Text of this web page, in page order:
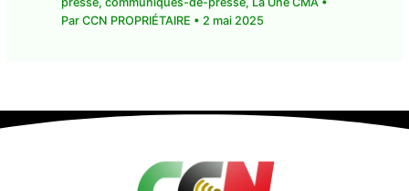
presse, communiques-de-presse, La Une CMA•
Par CCN PROPRIÉTAIRE 2 mai 2025